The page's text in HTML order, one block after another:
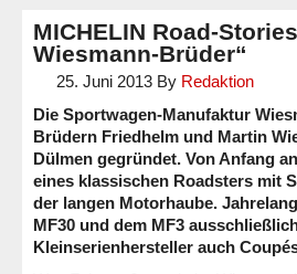
MICHELIN Road-
Wiesmann-Brüder“
25. Juni 2013 By Redaktion
Die Sportwagen-Manufaktur
Brüdern Friedhelm und Martin
Dülmen gegründet. Von Anfang
eines klassischen Roadsters mit
der langen Motorhaube.
MF30 und dem MF3
Kleinserienhersteller auch